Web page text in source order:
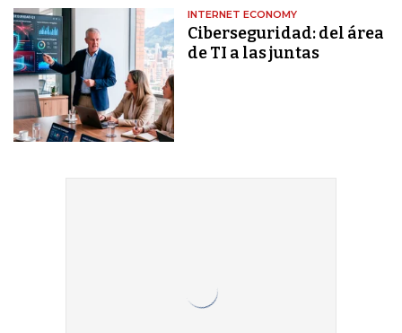
INTERNET ECONOMY
Ciberseguridad: del área
de TI a las juntas